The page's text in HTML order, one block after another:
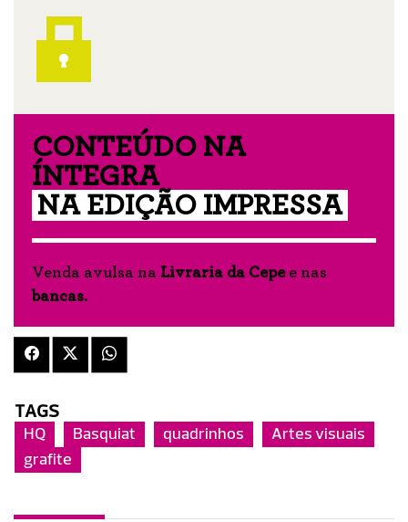
CONTEÚDO NA
ÍNTEGRA
NA EDIÇÃO IMPRESSA
Venda avulsa na Livraria da Cepee nas
bancas.
TAGS
HQ Basquiat quadrinhos
Artes visuais
grafite